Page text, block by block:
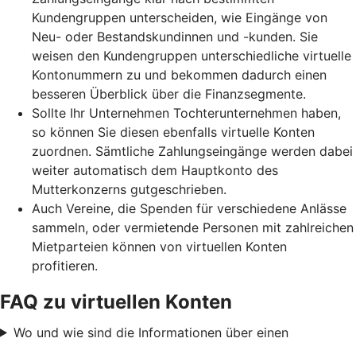
Kundengruppen unterscheiden, wie Eingänge von
Neu- oder Bestandskundinnen und -kunden. Sie
weisen den Kundengruppen unterschiedliche virtuelle
Kontonummern zu und bekommen dadurch einen
besseren Überblick über die Finanzsegmente.
Sollte Ihr Unternehmen Tochterunternehmen haben,
so können Sie diesen ebenfalls virtuelle Konten
zuordnen. Sämtliche Zahlungseingänge werden dabei
weiter automatisch dem Hauptkonto des
Mutterkonzerns gutgeschrieben.
Auch Vereine, die Spenden für verschiedene Anlässe
sammeln, oder vermietende Personen mit zahlreichen
Mietparteien können von virtuellen Konten
profitieren.
FAQ zu virtuellen Konten
Wo und wie sind die Informationen über einen